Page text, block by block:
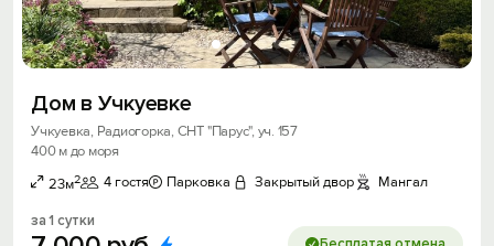
Дом в Учкуевке
Учкуевка, Радиогорка, СНТ "Парус", уч. 157
400 м до моря
23м2 4 гостя Парковка Закрытый двор Мангал
за 1 сутки
Получить промокод